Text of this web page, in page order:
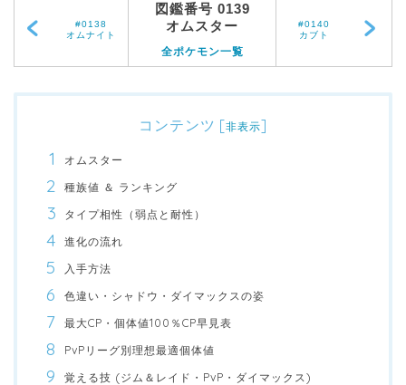
#0138
オムナイト
図鑑番号 0139
オムスター
全ポケモン一覧
#0140
カブト
コンテンツ [非表示]
オムスター
種族値 ＆ ランキング
タイプ相性（弱点と耐性）
進化の流れ
入手方法
色違い・シャドウ・ダイマックスの姿
最大CP・個体値100％CP早見表
PvPリーグ別理想最適個体値
覚える技 (ジム＆レイド・PvP・ダイマックス)